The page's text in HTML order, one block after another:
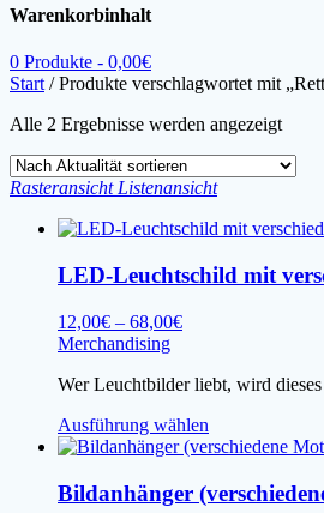
Warenkorbinhalt
0 Produkte - 0,00€
Start / Produkte verschlagwortet mit
Alle 2 Ergebnisse werden angezeigtNach
sortiert
Rasteransicht Listenansicht
LED-Leuchtschild mit
12,00€ – 68,00€Preisspanne:
68,00€
Merchandising
Wer Leuchtbilder liebt, wird
Ausführung wählen
Produkt
mehrere
Bildanhänger